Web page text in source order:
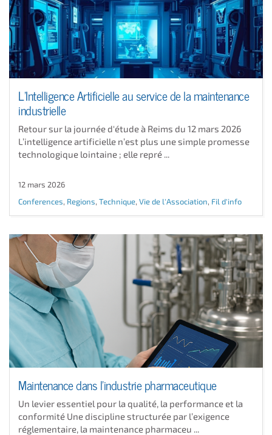
L’Intelligence Artificielle au service de la maintenance
industrielle
Retour sur la journée d'étude à Reims du 12 mars 2026
L’intelligence artificielle n’est plus une simple promesse
technologique lointaine ; elle repré ...
12 mars 2026
Conferences, Regions, Technique, Vie de l'Association, Fil d'info
Maintenance dans l'industrie pharmaceutique
Un levier essentiel pour la qualité, la performance et la
conformité Une discipline structurée par l’exigence
réglementaire, la maintenance pharmaceu ...